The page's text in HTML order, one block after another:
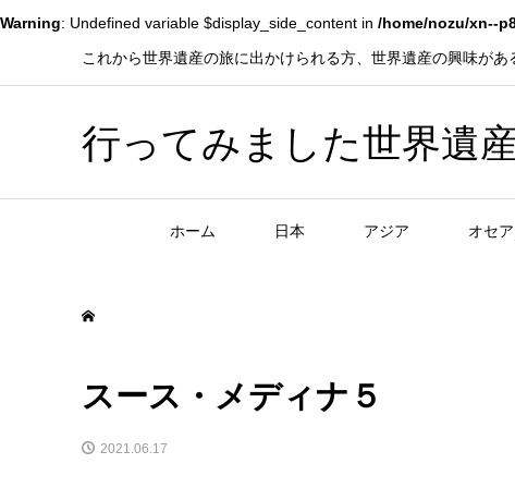
Warning: Undefined variable $display_side_content in /home/nozu/xn--
これから世界遺産の旅に出かけられる方、世界遺産の興味が
行ってみました世界遺
ホーム 日本 アジア オセ
スース・メディナ５
2021.06.17